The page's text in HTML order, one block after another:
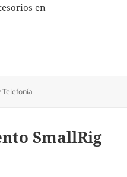
en
Flashforge
Telefonía
SmallRig